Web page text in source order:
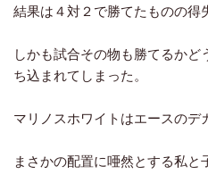
結果は４対２で勝てたものの得
しかも試合その物も勝てるか
ち込まれてしまった。
マリノスホワイトはエースのデ
まさかの配置に唖然とする私と